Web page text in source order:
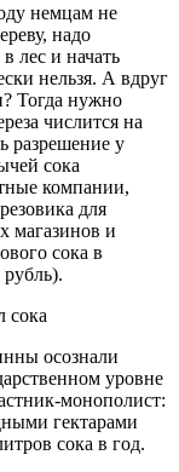
немцам не
надо
лес и начать
нельзя. А вдруг
Тогда нужно
числится на
разрешение у
сока
компании,
для
магазинов и
сока в
сока
осознали
уровне
монополист:
гектарами
сока в год.